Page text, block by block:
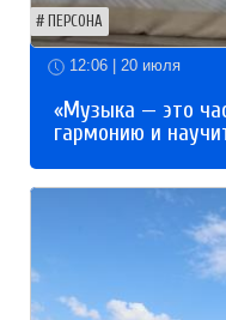
ПЕРСОНА
12:06 | 20 июля
«Музыка — это
гармонию и